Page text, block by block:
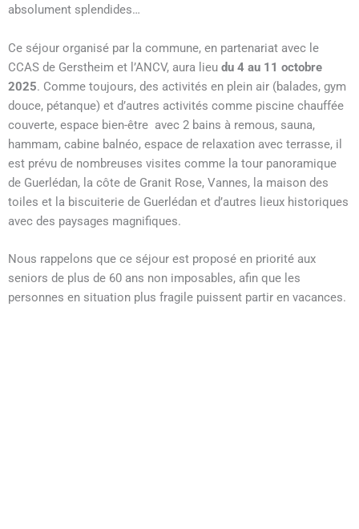
absolument splendides…
Ce séjour organisé par la commune, en partenariat avec le
CCAS de Gerstheim et l’ANCV, aura lieu du 4 au 11 octobre
2025. Comme toujours, des activités en plein air (balades, gym
douce, pétanque) et d’autres activités comme piscine chauffée
couverte, espace bien-être avec 2 bains à remous, sauna,
hammam, cabine balnéo, espace de relaxation avec terrasse, il
est prévu de nombreuses visites comme la tour panoramique
de Guerlédan, la côte de Granit Rose, Vannes, la maison des
toiles et la biscuiterie de Guerlédan et d’autres lieux historiques
avec des paysages magnifiques.
Nous rappelons que ce séjour est proposé en priorité aux
seniors de plus de 60 ans non imposables, afin que les
personnes en situation plus fragile puissent partir en vacances.